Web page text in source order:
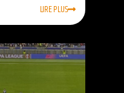
LIRE PLUS